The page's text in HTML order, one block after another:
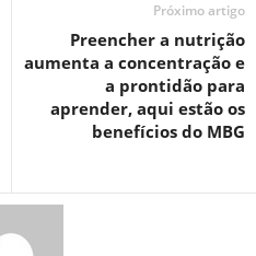
Próximo artigo
Preencher a nutrição
aumenta a concentração e
a prontidão para
aprender, aqui estão os
benefícios do MBG